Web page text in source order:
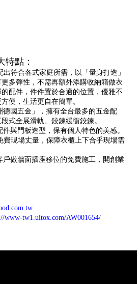
特點：
符合各式家庭所需，以「量身打造」
多彈性，不需再額外添購收納箱做衣
配件，件件置於合適的位置，優雅不
便，生活更自在簡單。
德國五金」，擁有全台最多的五金配
式全展滑軌、鉸鍊緩衝鉸鍊。
與門板造型，保有個人特色的美感。
費現場丈量，保障衣櫃上下合乎現場需
戶做牆面插座移位的免費施工，開創業
www-tw1.uitox.com/AW001654/